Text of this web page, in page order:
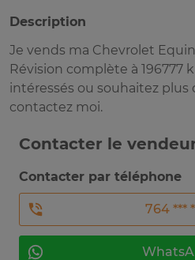
Description
Je vends ma Chevrolet
Révision complète à 196777
intéressés ou souhaitez plus
contactez moi.
Contacter le
Contacter par téléphone
764 ***